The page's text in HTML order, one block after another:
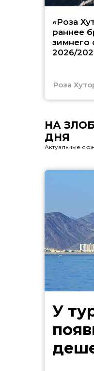
«Роза
раннее
зимнего
2026/
Роза
НА
ДНЯ
Актуальные
У